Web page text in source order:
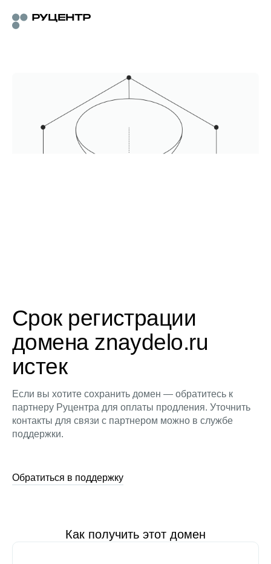
Срок регистрации
домена znaydelo.ru
истек
Если вы хотите сохранить домен — обратитесь к
партнеру Руцентра для оплаты продления. Уточнить
контакты для связи с партнером можно в службе
поддержки.
Обратиться в поддержку
Как получить этот домен